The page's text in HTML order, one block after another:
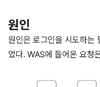
원인
원인은 로그인을 시도하는
었다. WAS에 들어온 요청